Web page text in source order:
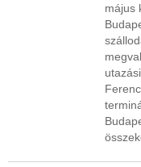
május